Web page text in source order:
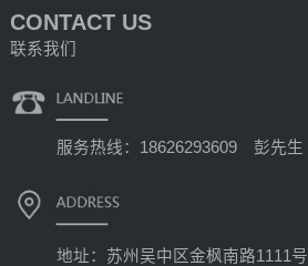
CONTACT US
联系我们
服务热线：18626293609 彭先生
地址：苏州吴中区金枫南路1111号